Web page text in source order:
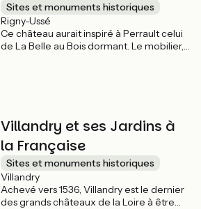
Sites et monuments historiques
Rigny-Ussé
Ce château aurait inspiré à Perrault celui
de La Belle au Bois dormant. Le mobilier,
reconstituées en taille réelle dans des
pièces du château, pour le plus grand
plaisir des enfants.
Villandry et ses Jardins à
la Française
Sites et monuments historiques
Villandry
Achevé vers 1536, Villandry est le dernier
des grands châteaux de la Loire à être